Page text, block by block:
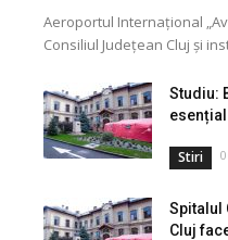
Aeroportul Internațional
Consiliul Județean Cluj și
Studiu:
Stiri
Spitalul
Cluj